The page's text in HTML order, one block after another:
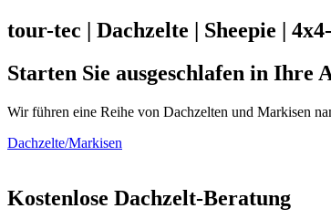
tour-tec | Dachzelte | Sheepie |
Starten Sie ausgeschlafen in Ihre
Wir führen eine Reihe von Dachzelten und Markisen
Dachzelte/Markisen
Kostenlose Dachzelt-Beratung